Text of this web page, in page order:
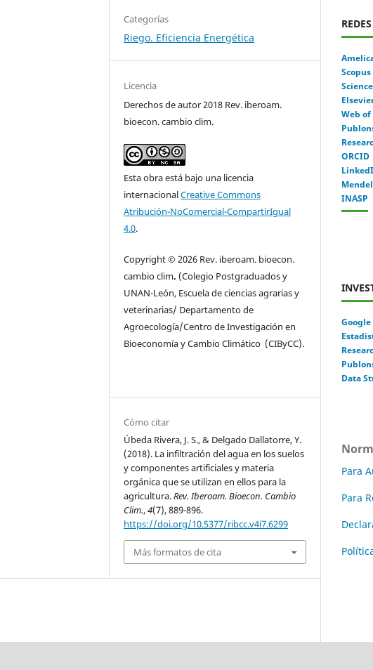
Categorías
Riego. Eficiencia Energética
Licencia
Derechos de autor 2018 Rev. iberoam.
bioecon. cambio clim.
Esta obra está bajo una licencia
internacionalCreative Commons
Atribución-NoComercial-CompartirIgual
4.0.
Copyright © 2026 Rev. iberoam. bioecon.
cambio clim. (Colegio Postgraduados y
UNAN-León, Escuela de ciencias agrarias y
veterinarias/ Departamento de
Agroecología/Centro de Investigación en
Bioeconomía y Cambio Climático (CIByCC).
Cómo citar
Úbeda Rivera, J. S., & Delgado Dallatorre, Y.
(2018). La infiltración del agua en los suelos
y componentes artificiales y materia
orgánica que se utilizan en ellos para la
agricultura.Rev. Iberoam. Bioecon. Cambio
Clim.,4(7), 889-896.
https://doi.org/10.5377/ribcc.v4i7.6299
Más formatos de cita
Scopus
Web of
ORCID
INASP
Data
Para
Para